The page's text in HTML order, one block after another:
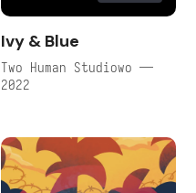
Ivy & Blue
Two Human Studiowo —
2022